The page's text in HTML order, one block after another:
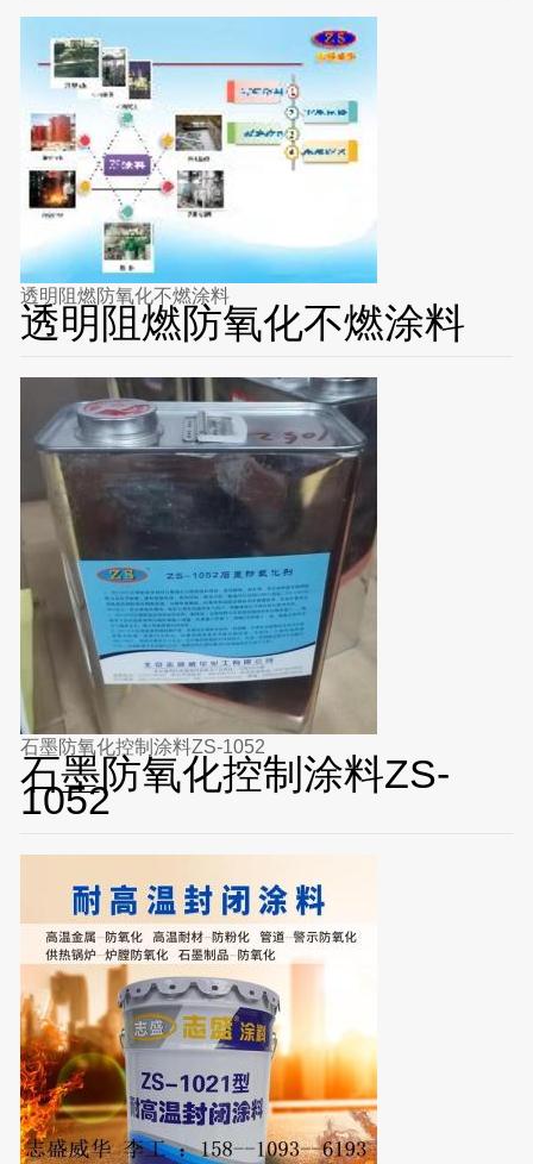
透明阻燃防氧化不燃涂料
透明阻燃防氧化不燃涂料
石墨防氧化控制涂料ZS-1052
石墨防氧化控制涂料ZS-
1052